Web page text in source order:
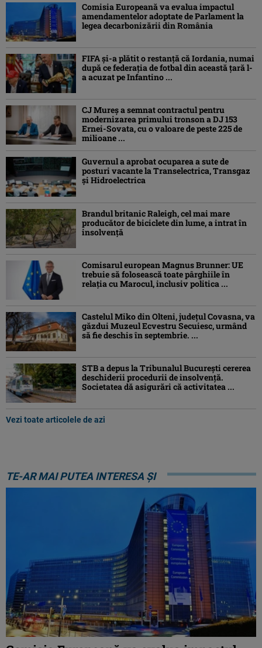
Comisia Europeană va evalua impactul
amendamentelor adoptate de Parlament la
legea decarbonizării din România
FIFA și-a plătit o restanță că Iordania, numai
după ce federația de fotbal din această țară l-
a acuzat pe Infantino ...
CJ Mureș a semnat contractul pentru
modernizarea primului tronson a DJ 153
Ernei-Sovata, cu o valoare de peste 225 de
milioane ...
Guvernul a aprobat ocuparea a sute de
posturi vacante la Transelectrica, Transgaz
și Hidroelectrica
Brandul britanic Raleigh, cel mai mare
producător de biciclete din lume, a intrat în
insolvență
Comisarul european Magnus Brunner: UE
trebuie să folosească toate pârghiile în
relația cu Marocul, inclusiv politica ...
Castelul Miko din Olteni, județul Covasna, va
găzdui Muzeul Ecvestru Secuiesc, urmând
să fie deschis în septembrie. ...
STB a depus la Tribunalul București cererea
deschiderii procedurii de insolvență.
Societatea dă asigurări că activitatea ...
Vezi toate articolele de azi
TE-AR MAI PUTEA INTERESA ȘI